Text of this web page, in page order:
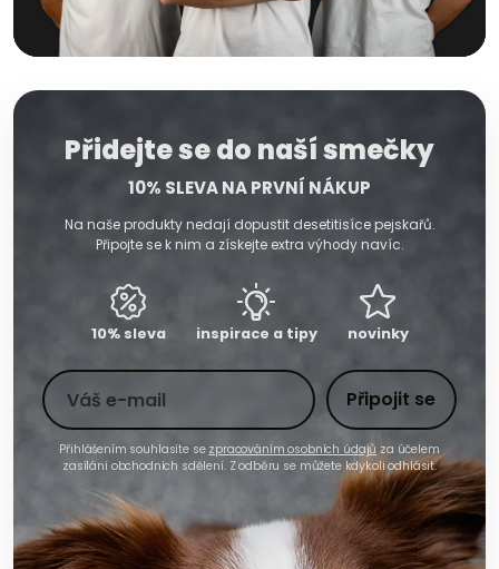
Přidejte se do naší smečky
10% SLEVA NA PRVNÍ NÁKUP
Na naše produkty nedají dopustit desetitisíce pejskařů.
Připojte se k nim a získejte extra výhody navíc.
10% sleva inspirace a tipy novinky
Toto pole nevyplňujteVáš e-mail
Připojit se
Přihlášením souhlasíte se zpracováním osobních údajů za účelem
zasílání obchodních sdělení. Z odběru se můžete kdykoli odhlásit.